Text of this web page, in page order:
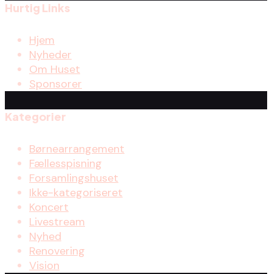
Hurtig Links
Hjem
Nyheder
Om Huset
Sponsorer
Kategorier
Børnearrangement
Fællesspisning
Forsamlingshuset
Ikke-kategoriseret
Koncert
Livestream
Nyhed
Renovering
Vision